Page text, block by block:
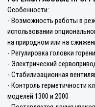
Особенности:
- Возможность работы в
использовании
на природном или на
- Регулировка головки
- Электрический
- Стабилизационная
- Контроль герметичности
моделей 1300 и 2000